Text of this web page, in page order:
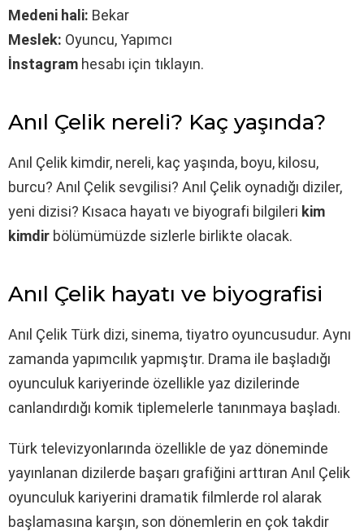
Medeni hali: Bekar
Meslek: Oyuncu, Yapımcı
İnstagram hesabı için tıklayın.
Anıl Çelik nereli? Kaç yaşında?
Anıl Çelik kimdir, nereli, kaç yaşında, boyu, kilosu,
burcu? Anıl Çelik sevgilisi? Anıl Çelik oynadığı diziler,
yeni dizisi? Kısaca hayatı ve biyografi bilgileri kim
kimdir bölümümüzde sizlerle birlikte olacak.
Anıl Çelik hayatı ve biyografisi
Anıl Çelik Türk dizi, sinema, tiyatro oyuncusudur. Aynı
zamanda yapımcılık yapmıştır. Drama ile başladığı
oyunculuk kariyerinde özellikle yaz dizilerinde
canlandırdığı komik tiplemelerle tanınmaya başladı.
Türk televizyonlarında özellikle de yaz döneminde
yayınlanan dizilerde başarı grafiğini arttıran Anıl Çelik
oyunculuk kariyerini dramatik filmlerde rol alarak
başlamasına karşın, son dönemlerin en çok takdir